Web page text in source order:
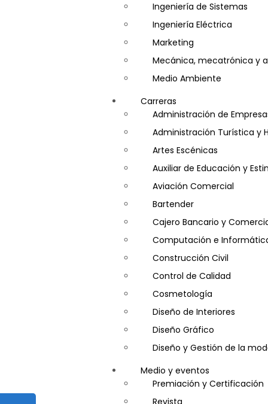
Ingeniería de Sistemas
Ingeniería Eléctrica
Marketing
Mecánica, mecatrónica y
Medio Ambiente
Minería e Hidrocarburos
Salud y Psicología
Seguridad
Carreras
Administración de
Administración Turística y
Artes Escénicas
Auxiliar de Educación y
Aviación Comercial
Bartender
Cajero Bancario y
Computación e
Construcción Civil
Control de Calidad
Cosmetología
Diseño de Interiores
Diseño Gráfico
Diseño y Gestión de la
Entrenador Personal y
Gastronomía
Gestor de Crédito y
Medio y eventos
Premiación y Certificación
Revista